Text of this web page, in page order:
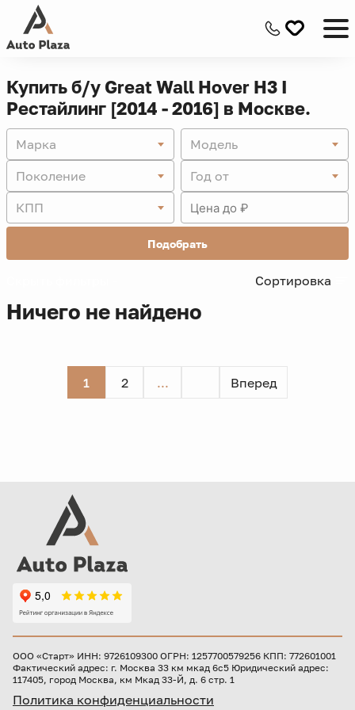
Купить б/у Great Wall Hover H3 I
Рестайлинг [2014 - 2016] в Москве.
Марка
Модель
Поколение
Год от
КПП
Подобрать
Сортировка
Ничего не найдено
1 2 ... Вперед
ООО «Старт» ИНН: 9726109300 ОГРН: 1257700579256 КПП: 772601001
Фактический адрес: г. Москва 33 км мкад 6с5 Юридический адрес:
117405, город Москва, км Мкад 33-Й, д. 6 стр. 1
Политика конфиденциальности